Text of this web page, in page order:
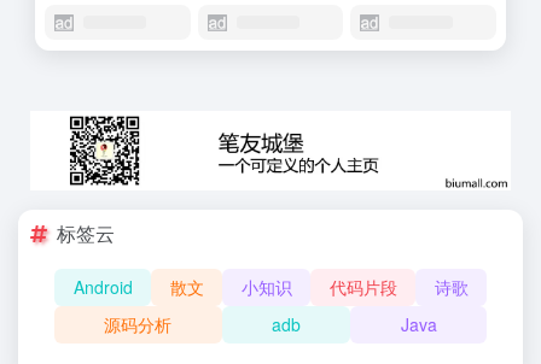
标签云
Android 散文 小知识 代码片段
诗歌
源码分析
adb Java